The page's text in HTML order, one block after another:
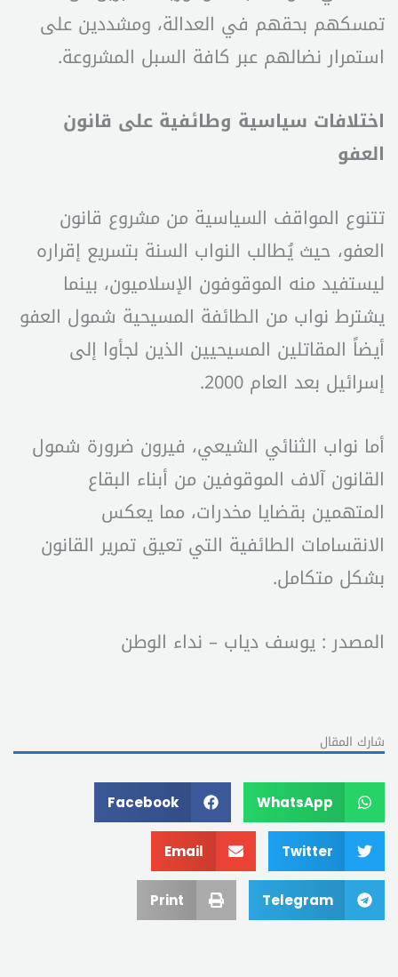
تمسكهم بحقهم في العدالة، ومشددين على
استمرار نضالهم عبر كافة السبل المشروعة.
اختلافات سياسية وطائفية على قانون
العفو
تتنوع المواقف السياسية من مشروع قانون
العفو، حيث يُطالب النواب السنة بتسريع إقراره
ليستفيد منه الموقوفون الإسلاميون، بينما
يشترط نواب من الطائفة المسيحية شمول العفو
أيضاً المقاتلين المسيحيين الذين لجأوا إلى
إسرائيل بعد العام 2000.
أما نواب الثنائي الشيعي، فيرون ضرورة شمول
القانون آلاف الموقوفين من أبناء البقاع
المتهمين بقضايا مخدرات، مما يعكس
الانقسامات الطائفية التي تعيق تمرير القانون
بشكل متكامل.
المصدر : يوسف دياب – نداء الوطن
شارك المقال
WhatsApp
Facebook
Twitter
Email
Telegram
Print